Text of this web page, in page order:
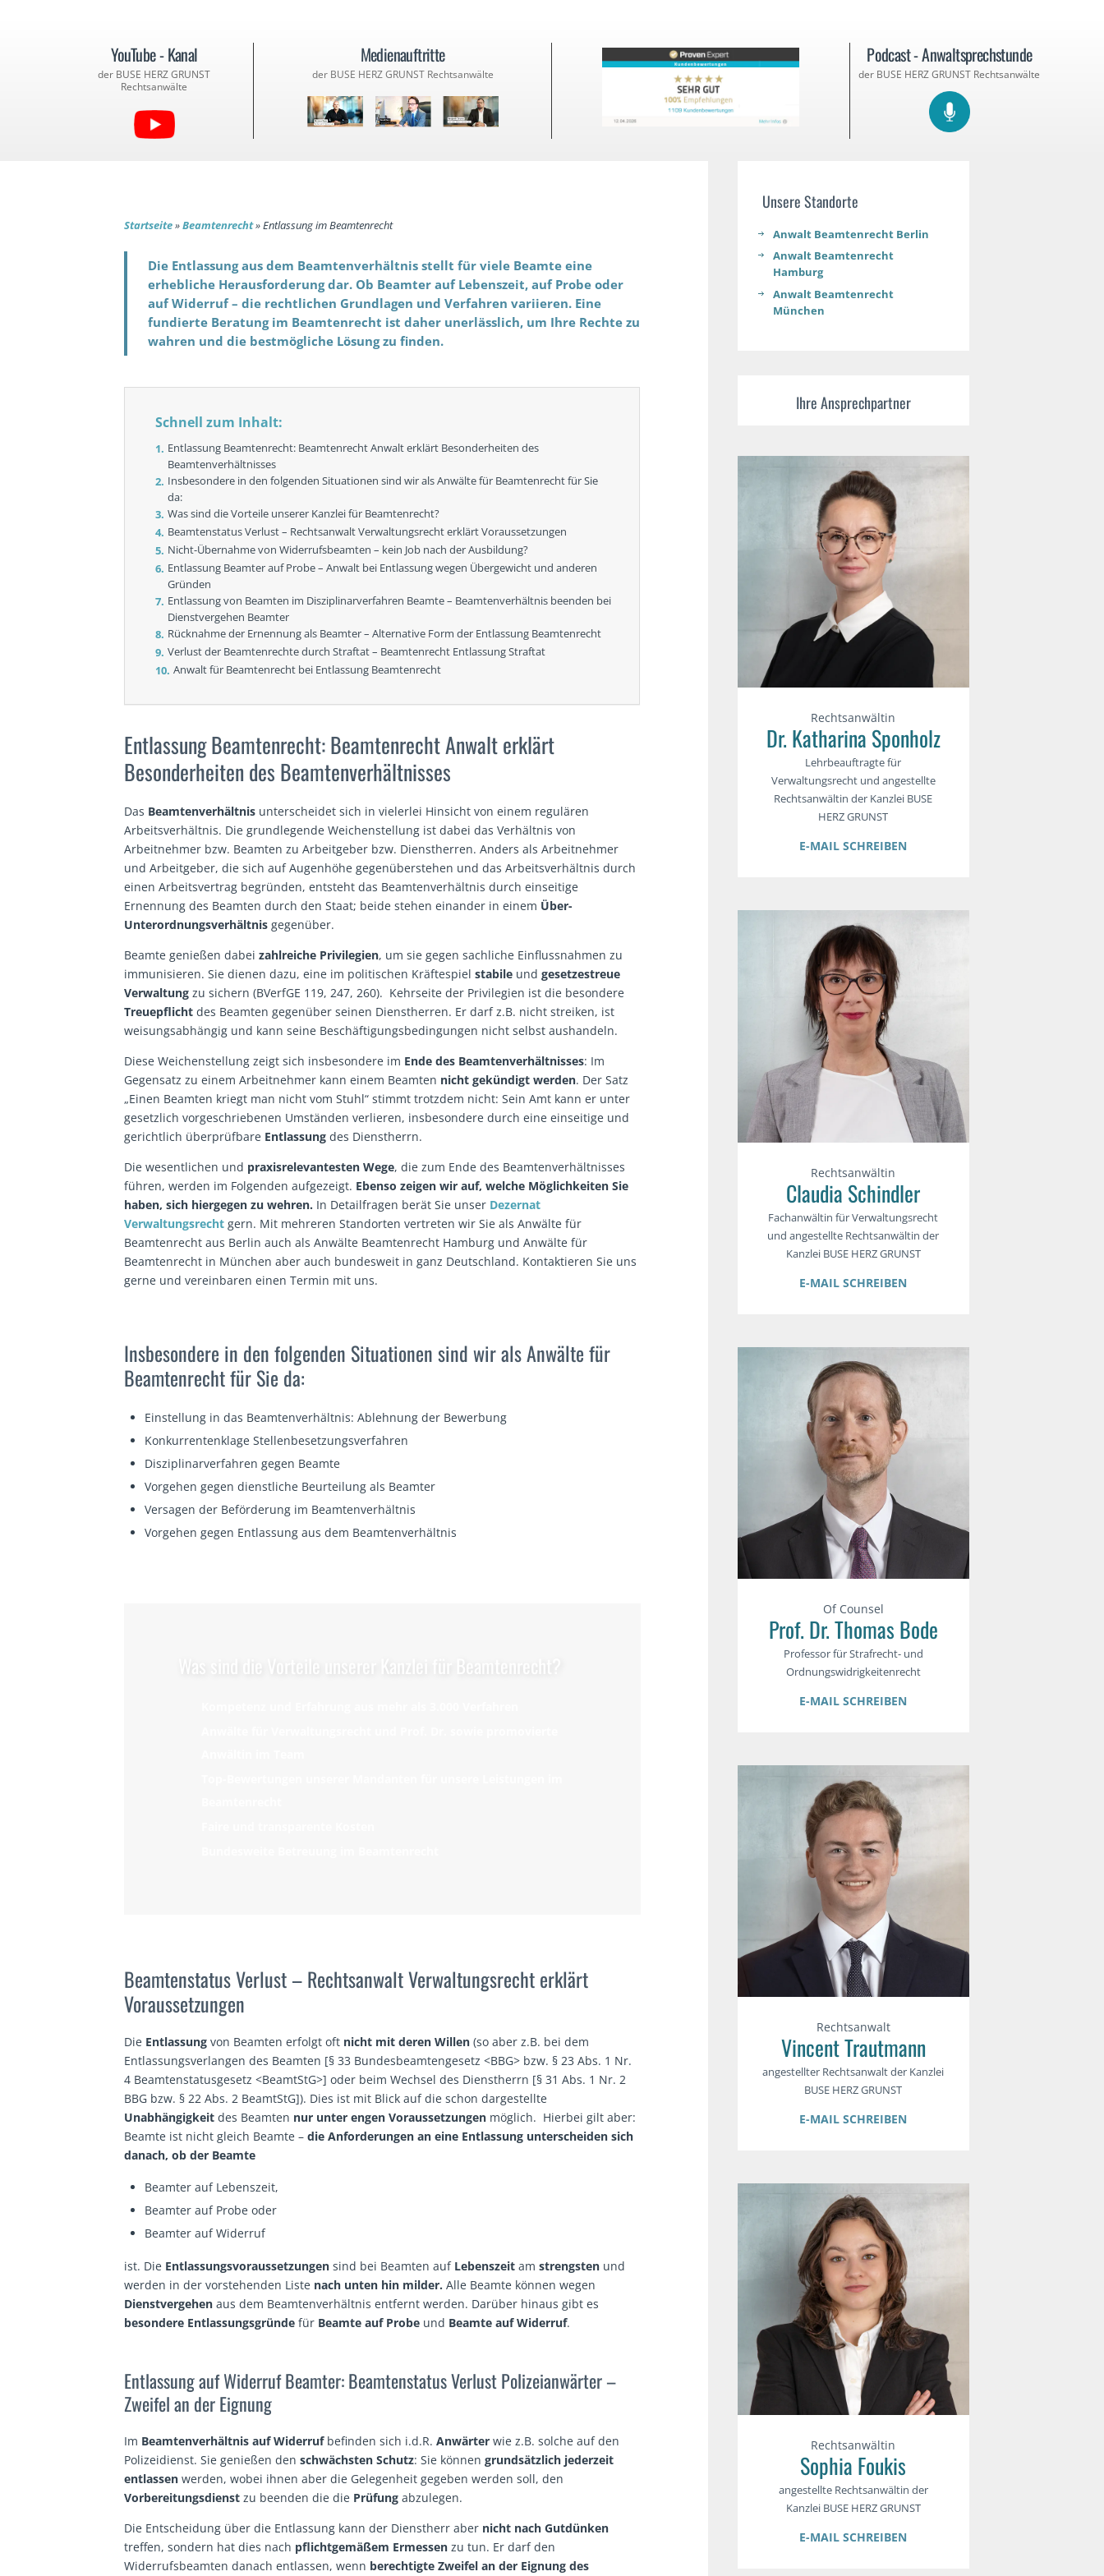
YouTube - Kanal
der BUSE HERZ GRUNST
Rechtsanwälte
Medienauftritte
der BUSE HERZ GRUNST Rechtsanwälte
Podcast - Anwaltsprechstunde
der BUSE HERZ GRUNST Rechtsanwälte
Startseite»Beamtenrecht»Entlassung im Beamtenrecht
Die Entlassung aus dem Beamtenverhältnis stellt für viele Beamte eine
erhebliche Herausforderung dar. Ob Beamter auf Lebenszeit, auf Probe oder
auf Widerruf – die rechtlichen Grundlagen und Verfahren variieren. Eine
fundierte Beratung im Beamtenrecht ist daher unerlässlich, um Ihre Rechte zu
wahren und die bestmögliche Lösung zu finden.
Schnell zum Inhalt:
Entlassung Beamtenrecht: Beamtenrecht Anwalt erklärt Besonderheiten des
Beamtenverhältnisses
Insbesondere in den folgenden Situationen sind wir als Anwälte für Beamtenrecht für Sie
da:
Was sind die Vorteile unserer Kanzlei für Beamtenrecht?
Beamtenstatus Verlust – Rechtsanwalt Verwaltungsrecht erklärt Voraussetzungen
Nicht-Übernahme von Widerrufsbeamten – kein Job nach der Ausbildung?
Entlassung Beamter auf Probe – Anwalt bei Entlassung wegen Übergewicht und anderen
Gründen
Entlassung von Beamten im Disziplinarverfahren Beamte – Beamtenverhältnis beenden bei
Dienstvergehen Beamter
Rücknahme der Ernennung als Beamter – Alternative Form der Entlassung Beamtenrecht
Verlust der Beamtenrechte durch Straftat – Beamtenrecht Entlassung Straftat
Anwalt für Beamtenrecht bei Entlassung Beamtenrecht
Entlassung Beamtenrecht: Beamtenrecht Anwalt erklärt
Besonderheiten des Beamtenverhältnisses
Das Beamtenverhältnis unterscheidet sich in vielerlei Hinsicht von einem regulären
Arbeitsverhältnis. Die grundlegende Weichenstellung ist dabei das Verhältnis von
Arbeitnehmer bzw. Beamten zu Arbeitgeber bzw. Dienstherren. Anders als Arbeitnehmer
und Arbeitgeber, die sich auf Augenhöhe gegenüberstehen und das Arbeitsverhältnis durch
einen Arbeitsvertrag begründen, entsteht das Beamtenverhältnis durch einseitige
Ernennung des Beamten durch den Staat; beide stehen einander in einem Über-
Unterordnungsverhältnis gegenüber.
Beamte genießen dabeizahlreiche Privilegien, um sie gegen sachliche Einflussnahmen zu
immunisieren. Sie dienen dazu, eine im politischen Kräftespielstabile undgesetzestreue
Verwaltung zu sichern (BVerfGE 119, 247, 260). Kehrseite der Privilegien ist die besondere
Treuepflicht des Beamten gegenüber seinen Dienstherren. Er darf z.B. nicht streiken, ist
weisungsabhängig und kann seine Beschäftigungsbedingungen nicht selbst aushandeln.
Diese Weichenstellung zeigt sich insbesondere im Ende des Beamtenverhältnisses: Im
Gegensatz zu einem Arbeitnehmer kann einem Beamten nicht gekündigt werden. Der Satz
„Einen Beamten kriegt man nicht vom Stuhl“ stimmt trotzdem nicht: Sein Amt kann er unter
gesetzlich vorgeschriebenen Umständen verlieren, insbesondere durch eine einseitige und
gerichtlich überprüfbare Entlassung des Dienstherrn.
Die wesentlichen und praxisrelevantesten Wege, die zum Ende des Beamtenverhältnisses
führen, werden im Folgenden aufgezeigt. Ebenso zeigen wir auf, welche Möglichkeiten Sie
haben, sich hiergegen zu wehren. In Detailfragen berät Sie unser Dezernat
Verwaltungsrecht gern. Mit mehreren Standorten vertreten wir Sie als Anwälte für
Beamtenrecht aus Berlin auch als Anwälte Beamtenrecht Hamburg und Anwälte für
Beamtenrecht in München aber auch bundesweit in ganz Deutschland. Kontaktieren Sie uns
gerne und vereinbaren einen Termin mit uns.
Insbesondere in den folgenden Situationen sind wir als Anwälte für
Beamtenrecht für Sie da:
Einstellung in das Beamtenverhältnis: Ablehnung der Bewerbung
Konkurrentenklage Stellenbesetzungsverfahren
Disziplinarverfahren gegen Beamte
Vorgehen gegen dienstliche Beurteilung als Beamter
Versagen der Beförderung im Beamtenverhältnis
Vorgehen gegen Entlassung aus dem Beamtenverhältnis
Was sind die Vorteile unserer Kanzlei für Beamtenrecht?
Beamtenstatus Verlust – Rechtsanwalt Verwaltungsrecht erklärt
Voraussetzungen
Die Entlassung von Beamten erfolgt oft nicht mit deren Willen (so aber z.B. bei dem
Entlassungsverlangen des Beamten [§ 33 Bundesbeamtengesetz <BBG> bzw. § 23 Abs. 1 Nr.
4 Beamtenstatusgesetz <BeamtStG>] oder beim Wechsel des Dienstherrn [§ 31 Abs. 1 Nr. 2
BBG bzw. § 22 Abs. 2 BeamtStG]). Dies ist mit Blick auf die schon dargestellte
Unabhängigkeit des Beamten nur unter engen Voraussetzungen möglich. Hierbei gilt aber:
Beamte ist nicht gleich Beamte –die Anforderungen an eine Entlassung unterscheiden sich
danach, ob der Beamte
Beamter auf Lebenszeit,
Beamter auf Probe oder
Beamter auf Widerruf
ist. Die Entlassungsvoraussetzungen sind bei Beamten auf Lebenszeit amstrengsten und
werden in der vorstehenden Liste nach unten hin milder. Alle Beamte können wegen
Dienstvergehen aus dem Beamtenverhältnis entfernt werden. Darüber hinaus gibt es
besondere Entlassungsgründe für Beamte auf Probe und Beamte auf Widerruf.
Entlassung auf Widerruf Beamter: Beamtenstatus Verlust Polizeianwärter –
Zweifel an der Eignung
Im Beamtenverhältnis auf Widerrufbefinden sich i.d.R.Anwärter wie z.B. solche auf den
Polizeidienst. Sie genießen denschwächsten Schutz: Sie könnengrundsätzlich jederzeit
entlassen werden, wobei ihnen aber die Gelegenheit gegeben werden soll, den
Vorbereitungsdienstzu beenden die die Prüfung abzulegen.
Die Entscheidung über die Entlassung kann der Dienstherr aber nicht nach Gutdünken
treffen, sondern hat dies nach pflichtgemäßem Ermessen zu tun. Er darf den
Widerrufsbeamten danach entlassen, wenn berechtigte Zweifel an der Eignung des
Unsere Standorte
Anwalt Beamtenrecht Berlin
Anwalt Beamtenrecht
Hamburg
Anwalt Beamtenrecht
München
Ihre Ansprechpartner
Rechtsanwältin
Dr. Katharina Sponholz
Lehrbeauftragte für
Verwaltungsrecht und angestellte
Rechtsanwältin der Kanzlei BUSE
HERZ GRUNST
E-MAIL SCHREIBEN
Rechtsanwältin
Claudia Schindler
Fachanwältin für Verwaltungsrecht
und angestellte Rechtsanwältin der
Kanzlei BUSE HERZ GRUNST
E-MAIL SCHREIBEN
Of Counsel
Prof. Dr. Thomas Bode
Professor für Strafrecht- und
Ordnungswidrigkeitenrecht
E-MAIL SCHREIBEN
Rechtsanwalt
Vincent Trautmann
angestellter Rechtsanwalt der Kanzlei
BUSE HERZ GRUNST
E-MAIL SCHREIBEN
Rechtsanwältin
Sophia Foukis
angestellte Rechtsanwältin der
Kanzlei BUSE HERZ GRUNST
E-MAIL SCHREIBEN